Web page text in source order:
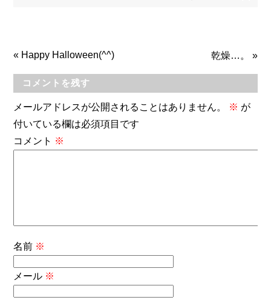
« Happy Halloween(^^) 乾燥…。 »
コメントを残す
メールアドレスが公開されることはありません。 ※ が
付いている欄は必須項目です
コメント ※
名前 ※
メール ※